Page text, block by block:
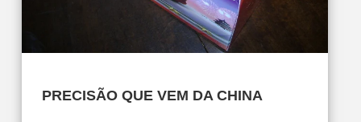
PRECISÃO QUE VEM DA CHINA